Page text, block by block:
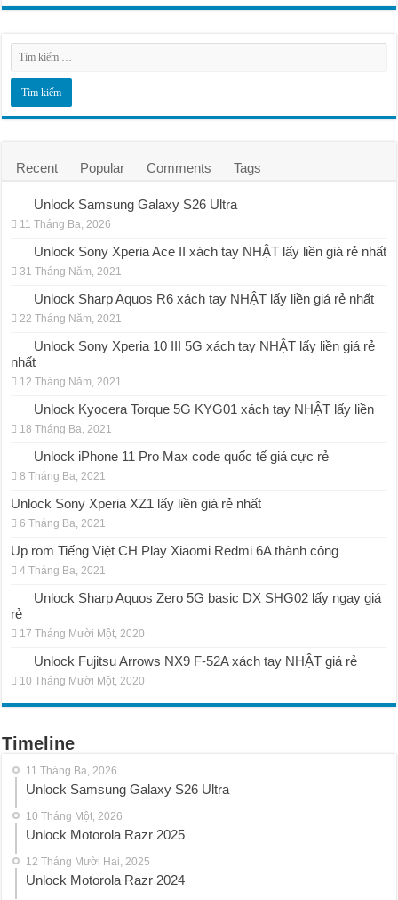
Recent Popular Comments Tags
Unlock Samsung Galaxy S26 Ultra
11 Tháng Ba, 2026
Unlock Sony Xperia Ace II xách tay NHẬT lấy liền giá rẻ nhất
31 Tháng Năm, 2021
Unlock Sharp Aquos R6 xách tay NHẬT lấy liền giá rẻ nhất
22 Tháng Năm, 2021
Unlock Sony Xperia 10 III 5G xách tay NHẬT lấy liền giá rẻ
nhất
12 Tháng Năm, 2021
Unlock Kyocera Torque 5G KYG01 xách tay NHẬT lấy liền
18 Tháng Ba, 2021
Unlock iPhone 11 Pro Max code quốc tế giá cực rẻ
8 Tháng Ba, 2021
Unlock Sony Xperia XZ1 lấy liền giá rẻ nhất
6 Tháng Ba, 2021
Up rom Tiếng Việt CH Play Xiaomi Redmi 6A thành công
4 Tháng Ba, 2021
Unlock Sharp Aquos Zero 5G basic DX SHG02 lấy ngay giá
rẻ
17 Tháng Mười Một, 2020
Unlock Fujitsu Arrows NX9 F-52A xách tay NHẬT giá rẻ
10 Tháng Mười Một, 2020
Timeline
11 Tháng Ba, 2026
Unlock Samsung Galaxy S26 Ultra
10 Tháng Một, 2026
Unlock Motorola Razr 2025
12 Tháng Mười Hai, 2025
Unlock Motorola Razr 2024